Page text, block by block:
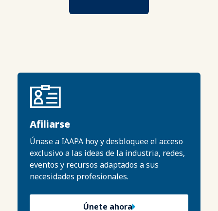
Afiliarse
Únase a IAAPA hoy y desbloquee el acceso
exclusivo a las ideas de la industria, redes,
eventos y recursos adaptados a sus
necesidades profesionales.
Únete ahora